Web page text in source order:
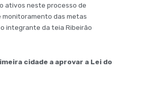
ativos neste processo de
monitoramento das metas
integrante da teia Ribeirão
cidade a aprovar a Lei do